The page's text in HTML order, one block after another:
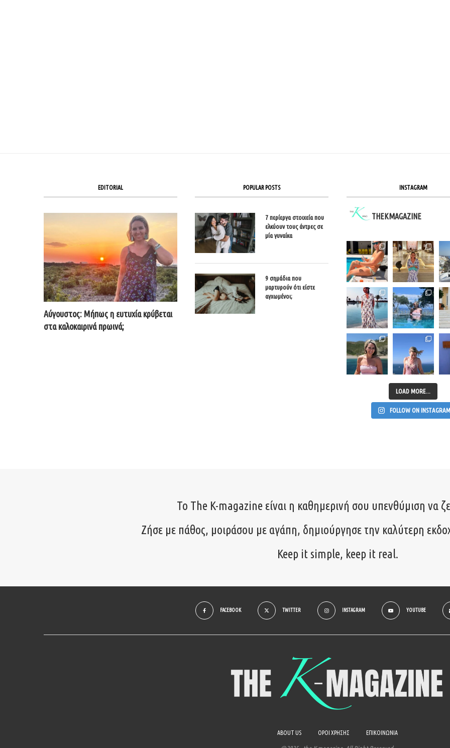
EDITORIAL
Αύγουστος: Μήπως η ευτυχία κρύβεται
στα καλοκαιρινά πρωινά;
POPULAR POSTS
7 περίεργα στοιχεία που
ελκύουν τους άντρες σε
μία γυναίκα
9 σημάδια που
μαρτυρούν ότι είστε
αγχωμένοι;
INSTAGRAM
THEKMAGAZINE
LOAD MORE...
FOLLOW ON INSTAGRAM
Το The K-magazine είναι η καθημερινή σου υπενθύμιση να
Ζήσε με πάθος, μοιράσου με αγάπη, δημιούργησε την καλύτερη
Keep it simple, keep it real.
FACEBOOK TWITTER INSTAGRAM YOUTUBE
ABOUT US ΟΡΟΙ ΧΡΗΣΗΣ ΕΠΙΚΟΙΝΩΝΙΑ